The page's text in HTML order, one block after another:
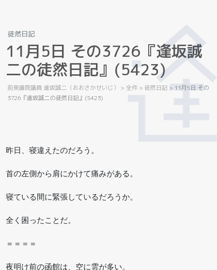
徒然日記
11月5日 その3726 『逢坂誠
二の徒然日記』 (5423)
前衆議院議員 逢坂誠二（おおさかせいじ） > 全件 > 徒然日記 > 11月5日 その
3726『逢坂誠二の徒然日記』(5423)
昨日、寝違えたのだろう。
首の左側から肩にかけて痛みがある。
寝ている間に緊張しているだろうか。
全く困ったことだ。
＝＝＝＝
夜明け前の函館は、空に雲が多い。